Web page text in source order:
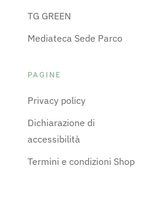
TG GREEN
Mediateca Sede Parco
PAGINE
Privacy policy
Dichiarazione di
accessibilità
Termini e condizioni Shop